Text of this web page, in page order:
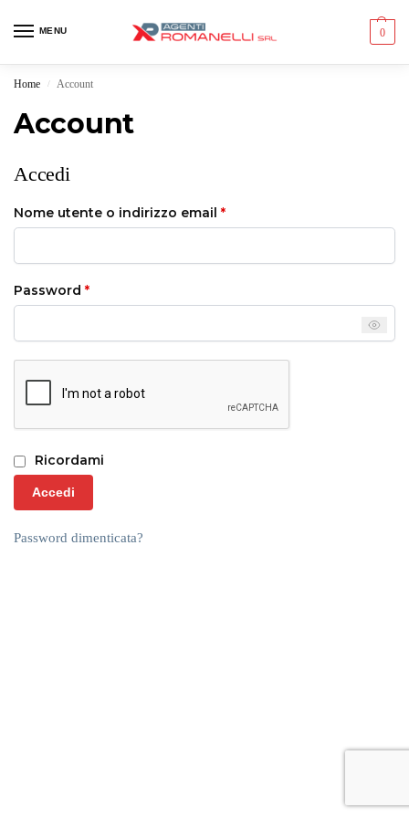
MENU 0
Home / Account
Account
Accedi
Nome utente o indirizzo email *
Password *
Ricordami
Accedi
Password dimenticata?